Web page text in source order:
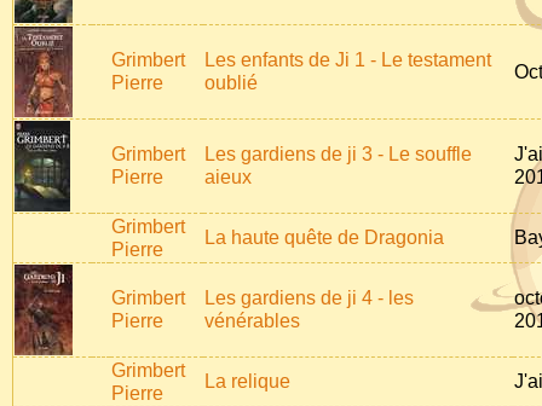
Grimbert
Pierre
Les enfants de Ji 1 - Le testament
oublié
Grimbert
Pierre
Les gardiens de ji 3 - Le souffle
aieux
Grimbert
Pierre
La haute quête de Dragonia
Grimbert
Pierre
Les gardiens de ji 4 - les
vénérables
Grimbert
Pierre
La relique